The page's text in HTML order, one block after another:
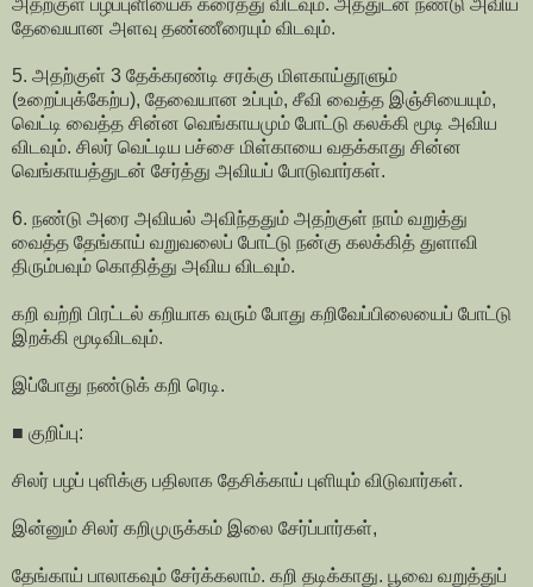
அதற்குள் பழப்புளியைக் கரைத்து விடவும். அத்துடன் நண்டு அவிய
தேவையான அளவு தண்ணீரையும் விடவும்.
5. அதற்குள் 3 தேக்கரண்டி சரக்கு மிளகாய்தூளும்
(உறைப்புக்கேற்ப), தேவையான உப்பும், சீவி வைத்த இஞ்சியையும்,
வெட்டி வைத்த சின்ன வெங்காயமும் போட்டு கலக்கி மூடி அவிய
விடவும். சிலர் வெட்டிய பச்சை மிள்காயை வதக்காது சின்ன
வெங்காயத்துடன் சேர்த்து அவியப் போடுவார்கள்.
6. நண்டு அரை அவியல் அவிந்ததும் அதற்குள் நாம் வறுத்து
வைத்த தேங்காய் வறுவலைப் போட்டு நன்கு கலக்கித் துளாவி
திரும்பவும் கொதித்து அவிய விடவும்.
கறி வற்றி பிரட்டல் கறியாக வரும் போது கறிவேப்பிலையைப் போட்டு
இறக்கி மூடிவிடவும்.
இப்போது நண்டுக் கறி ரெடி.
■ குறிப்பு:
சிலர் பழப் புளிக்கு பதிலாக தேசிக்காய் புளியும் விடுவார்கள்.
இன்னும் சிலர் கறிமுருக்கம் இலை சேர்ப்பார்கள்,
தேங்காய் பாலாகவும் சேர்க்கலாம். கறி தடிக்காது. பூவை வறுத்துப்